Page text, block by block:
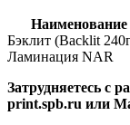
Наименование
Бэклит (Backlit
Ламинация NAR
Затрудняетесь с
print.spb.ru или